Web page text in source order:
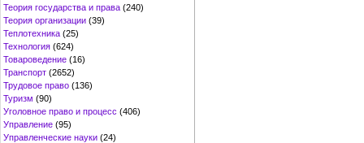
Теория государства и права (240)
Теория организации (39)
Теплотехника (25)
Технология (624)
Товароведение (16)
Транспорт (2652)
Трудовое право (136)
Туризм (90)
Уголовное право и процесс (406)
Управление (95)
Управленческие науки (24)